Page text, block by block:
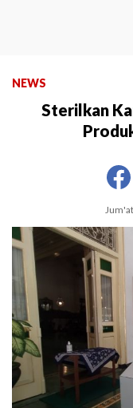
NEWS
Sterilkan